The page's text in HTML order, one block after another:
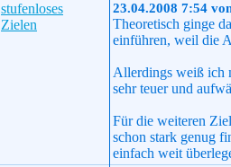
stufenloses
Zielen
23.04.2008 7:54
Theoretisch ginge
einführen, weil die
Allerdings weiß ich
sehr teuer und
Für die weiteren
schon stark genug
einfach weit